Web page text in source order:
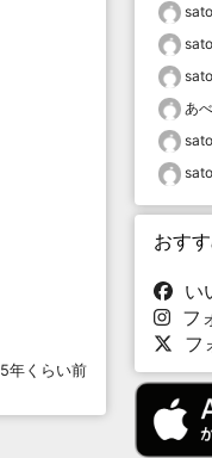
5年くらい前
あべ
おす
い
フ
フ